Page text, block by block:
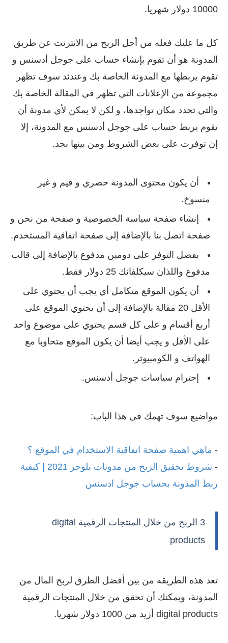
10000 دولار شهريا.
كل ما عليك فعله من أجل الربح من الانترنت عن طريق
المدونة هو أن تقوم بإنشاء حساب على جوجل أدسنس و
تقوم بربطها مع المدونة الخاصة بك وعندئد سوف تظهر
مجموعة من الإعلانات التي تظهر في المقالة الخاصة بك
والتي تحدد مكان تواجدها، و لكن لا يمكن لأي مدونة أن
تقوم بربط حساب على جوجل أدسنس مع المدونة، إلا
إن توفرت على بعض الشروط ومن بينها نجد.
أن يكون محتوى المدونة حصري و قيم و غير
منسوخ.
إنشاء صفحة سياسة الخصوصية و صفحة من نحن و
صفحة اتصل بنا بالإضافة إلى صفحة اتفاقية المستخدم.
يفضل التوفر على دومين مدفوع بالإضافة إلى قالب
مدفوع واللذان سيكلفانك 25 دولار فقط.
أن يكون الموقع متكامل أي يجب أن يحتوي على
الأقل 20 مقالة بالإضافة إلى أن يحتوي الموقع على
أربع أقسام و على كل قسم يحتوي على موضوع واحد
على الأقل و يجب أيضا أن يكون الموقع متحاوبا مع
الهواتف و الكومبيوتر.
إحترام سياسات جوجل أدسنس.
مواضيع سوف تهمك في هذا الباب:
- ماهي اهمية صفحة اتفاقية الاستخدام في الموقع ؟
-
شروط تحقيق الربح من مدونات بلوجر 2021 | كيفية
ربط المدونة بحساب جوجل ادسنس
3 الربح من خلال المنتجات الرقمية digital
products
تعد هذه الطريقه من بين أفضل الطرق لربح المال من
المدونة، ويمكنك أن تحقق من خلال المنتجات الرقمية
digital products أزيد من 1000 دولار شهريا.